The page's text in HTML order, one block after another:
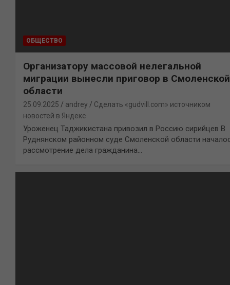
ОБЩЕСТВО
Организатору массовой нелегальной
миграции вынесли приговор в Смоленской
области
25.09.2025 andrey
Сделать «gudvill.com» источником
новостей в Яндекс
Уроженец Таджикистана привозил в Россию сирийцев В
Руднянском районном суде Смоленской области
рассмотрение дела гражданина…